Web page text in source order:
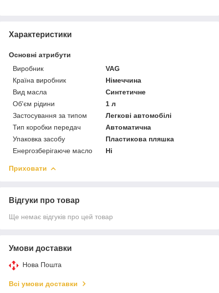
Характеристики
Основні атрибути
Виробник
VAG
Країна виробник
Німеччина
Вид масла
Синтетичне
Об'єм рідини
1 л
Застосування за типом
Легкові автомобілі
Тип коробки передач
Автоматична
Упаковка засобу
Пластикова пляшка
Енергозберігаюче масло
Ні
Приховати
Відгуки про товар
Ще немає відгуків про цей товар
Умови доставки
Нова Пошта
Всі умови доставки